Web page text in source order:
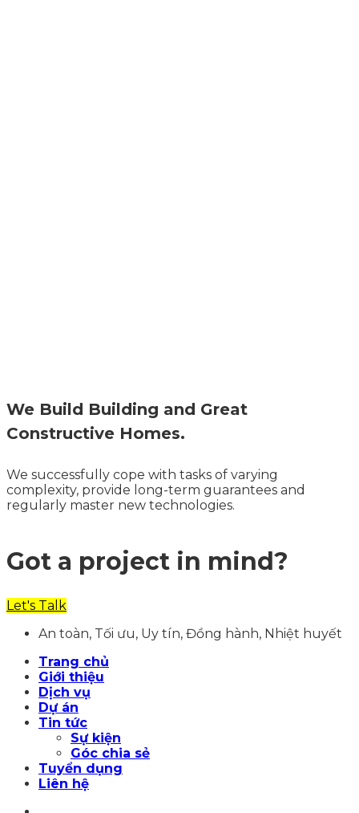
We Build Building and Great
Constructive Homes.
We successfully cope with tasks of varying
complexity, provide long-term guarantees and
regularly master new technologies.
Got a project in mind?
Let's Talk
An toàn, Tối ưu, Uy tín, Đồng hành, Nhiệt huyết
Trang chủ
Giới thiệu
Dịch vụ
Dự án
Tin tức
Sự kiện
Góc chia sẻ
Tuyển dụng
Liên hệ